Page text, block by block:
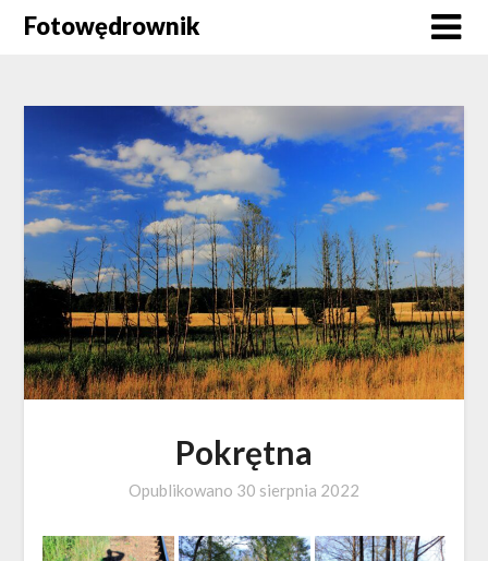
SkipFotowędrownik
Pokrętna
Opublikowano 30 sierpnia 2022